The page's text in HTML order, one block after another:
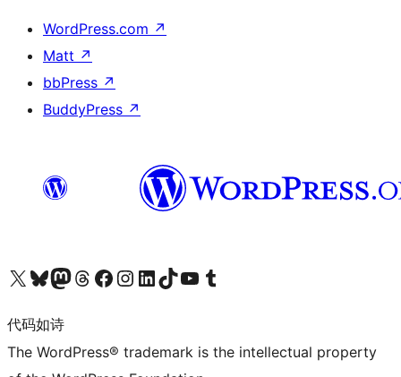
WordPress.com ↗
Matt ↗
bbPress ↗
BuddyPress ↗
关注我们的 X（原 Twitter）账号访问我们的 Bluesky 账号关注我们的 Mastodon 账号访问我们的 Threads 账号 访问我们的 Facebook 公共主页关注我们的 Instagram 账号 关注我们的 LinkedIn 主页访问我们的 TikTok 账号访问我们的 YouTube 频道 访问我们的 Tumblr 账号
代码如诗
The WordPress® trademark is the intellectual property